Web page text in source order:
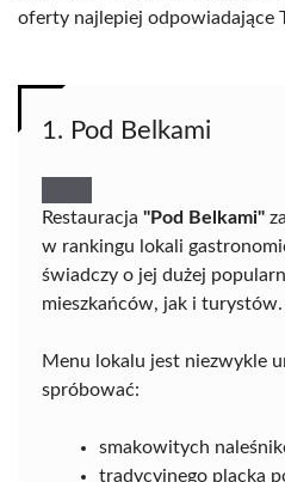
oferty najlepiej odpowiadające
1. Pod Belkami
Restauracja "Pod Belkami"
w rankingu lokali
świadczy o jej dużej
mieszkańców, jak i turystów.
Menu lokalu jest niezwykle
spróbować:
smakowitych
tradycyjnego placka